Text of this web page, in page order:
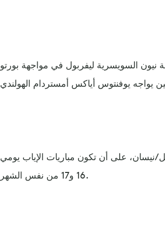
نيون السويسرية ليفربول في مواجهة بورتو
الذهاب لربع النهائي يومي 9 و10 أبريل/نيسان، على أن تكون مباريات الإياب يومي
16 و17 من نفس الشهر.